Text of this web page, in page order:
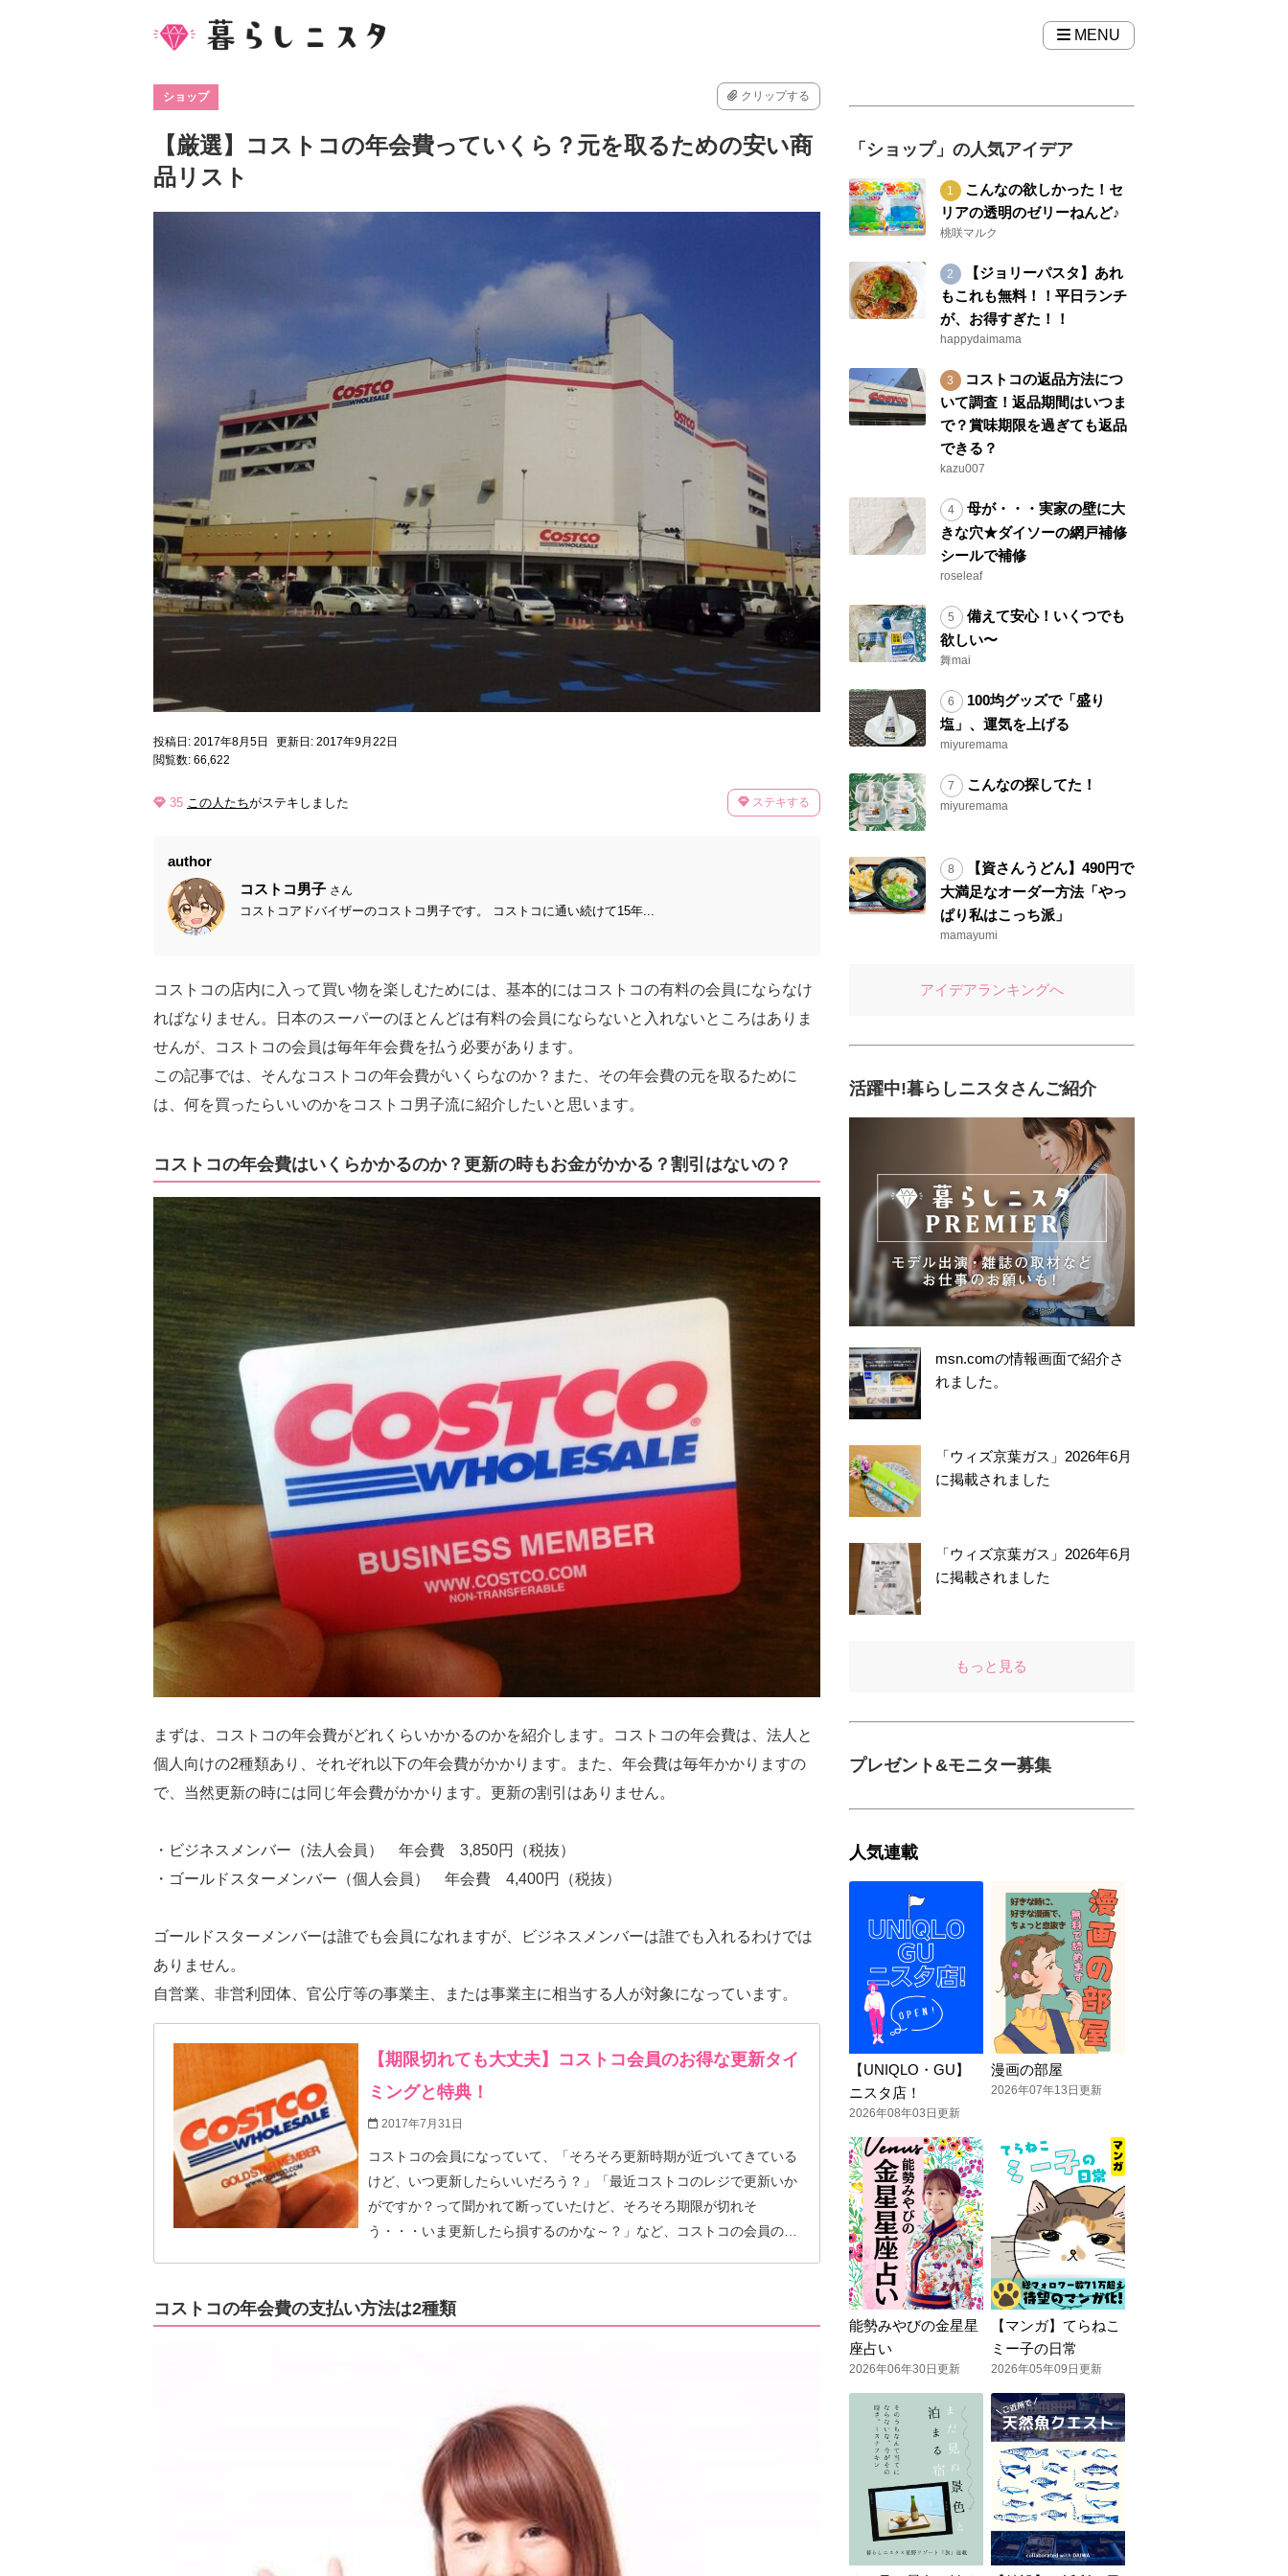
MENU
ショップ クリップする
【厳選】コストコの年会費っていくら？元を取るための安い商
品リスト
投稿日: 2017年8月5日
更新日: 2017年9月22日
閲覧数: 66,622
35 この人たちがステキしました ステキする
author
コストコ男子 さん
コストコアドバイザーのコストコ男子です。 コストコに通い続けて15年...
コストコの店内に入って買い物を楽しむためには、基本的にはコストコの有料の会員にならなけ
ればなりません。日本のスーパーのほとんどは有料の会員にならないと入れないところはありま
せんが、コストコの会員は毎年年会費を払う必要があります。
この記事では、そんなコストコの年会費がいくらなのか？また、その年会費の元を取るために
は、何を買ったらいいのかをコストコ男子流に紹介したいと思います。
コストコの年会費はいくらかかるのか？更新の時もお金がかかる？割引はないの？
まずは、コストコの年会費がどれくらいかかるのかを紹介します。コストコの年会費は、法人と
個人向けの2種類あり、それぞれ以下の年会費がかかります。また、年会費は毎年かかりますの
で、当然更新の時には同じ年会費がかかります。更新の割引はありません。
・ビジネスメンバー（法人会員） 年会費 3,850円（税抜）
・ゴールドスターメンバー（個人会員） 年会費 4,400円（税抜）
ゴールドスターメンバーは誰でも会員になれますが、ビジネスメンバーは誰でも入れるわけでは
ありません。
自営業、非営利団体、官公庁等の事業主、または事業主に相当する人が対象になっています。
【期限切れても大丈夫】コストコ会員のお得な更新タイ
ミングと特典！
2017年7月31日
コストコの会員になっていて、「そろそろ更新時期が近づいてきている
けど、いつ更新したらいいだろう？」「最近コストコのレジで更新いか
がですか？って聞かれて断っていたけど、そろそろ期限が切れそ
う・・・いま更新したら損するのかな～？」など、コストコの会員の更
グについて、分かりやすく紹介したいと思います。
コストコの年会費の支払い方法は2種類
「ショップ」の人気アイデア
こんなの欲しかった！セ
リアの透明のゼリーねんど♪
桃咲マルク
【ジョリーパスタ】あれ
もこれも無料！！平日ランチ
が、お得すぎた！！
happydaimama
コストコの返品方法につ
いて調査！返品期間はいつま
で？賞味期限を過ぎても返品
できる？
kazu007
母が・・・実家の壁に大
きな穴★ダイソーの網戸補修
シールで補修
roseleaf
備えて安心！いくつでも
欲しい〜
舞mai
100均グッズで「盛り
塩」、運気を上げる
miyuremama
こんなの探してた！
miyuremama
【資さんうどん】490円で
大満足なオーダー方法「やっ
ぱり私はこっち派」
mamayumi
アイデアランキングへ
活躍中!暮らしニスタさんご紹介
msn.comの情報画面で紹介さ
れました。
「ウィズ京葉ガス」2026年6月
に掲載されました
「ウィズ京葉ガス」2026年6月
に掲載されました
もっと見る
プレゼント&モニター募集
人気連載
【UNIQLO・GU】
ニスタ店！
2026年08年03日更新
漫画の部屋
2026年07年13日更新
能勢みやびの金星星
座占い
2026年06年30日更新
【マンガ】てらねこ
ミー子の日常
2026年05年09日更新